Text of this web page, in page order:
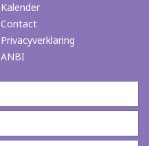
Kalender
Contact
Privacyverklaring
ANBI